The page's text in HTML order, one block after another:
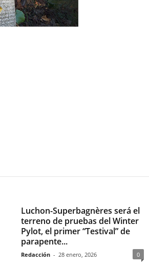
Luchon-Superbagnères será el
terreno de pruebas del Winter
Pylot, el primer “Testival” de
parapente...
Redacción - 28 enero, 2026 0